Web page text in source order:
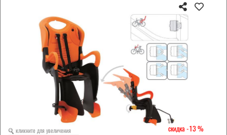
-13
кликните для увеличения